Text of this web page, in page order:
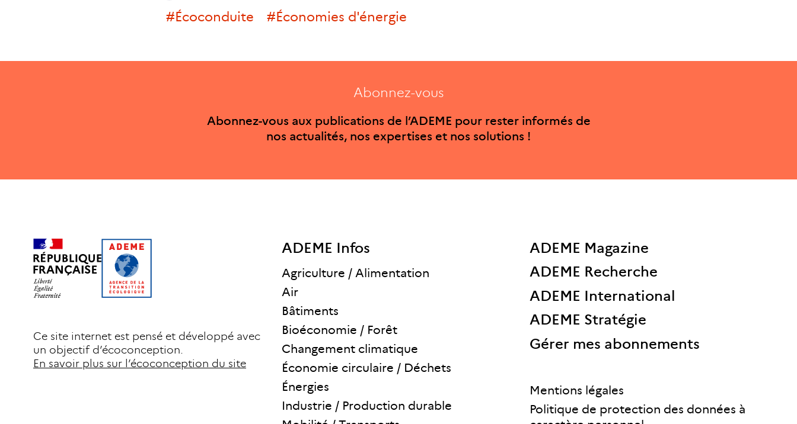
#écoconduite #économies d'énergie
Abonnez-vous
Abonnez-vous aux publications de l’ADEME pour rester informés de
nos actualités, nos expertises et nos solutions !
Ce site internet est pensé et développé avec
un objectif d’écoconception.
En savoir plus sur l’écoconception du site
ADEME Infos
Agriculture / Alimentation
Air
Bâtiments
Bioéconomie / Forêt
Changement climatique
Économie circulaire / Déchets
Énergies
Industrie / Production durable
ADEME Magazine
ADEME Recherche
ADEME International
ADEME Stratégie
Gérer mes abonnements
Mentions légales
Politique de protection des données à